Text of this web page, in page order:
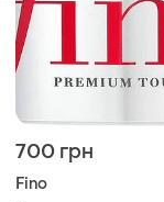
700 грн
Fino